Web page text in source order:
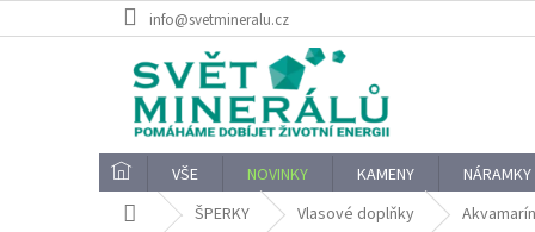
na
info@svetmineralu.cz
VŠE NOVINKY KAMENY NÁRAMKY
Domů ŠPERKY Vlasové doplňky